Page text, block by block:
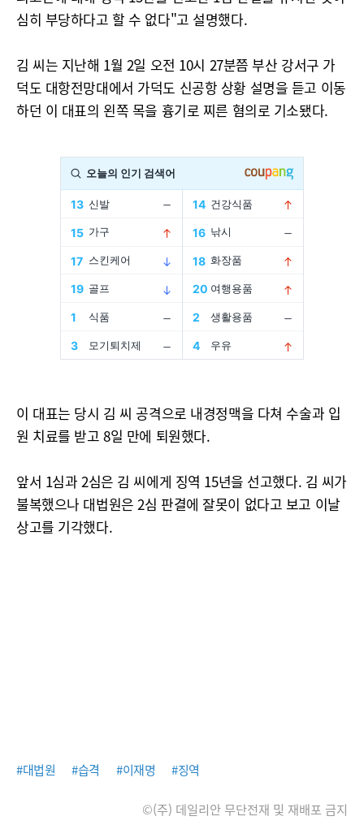
심히 부당하다고 할 수 없다"고 설명했다.
김 씨는 지난해 1월 2일 오전 10시 27분쯤 부산 강서구 가
덕도 대항전망대에서 가덕도 신공항 상황 설명을 듣고 이동
하던 이 대표의 왼쪽 목을 흉기로 찌른 혐의로 기소됐다.
이 대표는 당시 김 씨 공격으로 내경정맥을 다쳐 수술과 입
원 치료를 받고 8일 만에 퇴원했다.
앞서 1심과 2심은 김 씨에게 징역 15년을 선고했다. 김 씨가
불복했으나 대법원은 2심 판결에 잘못이 없다고 보고 이날
상고를 기각했다.
#대법원 #습격 #이재명 #징역
©(주) 데일리안 무단전재 및 재배포 금지